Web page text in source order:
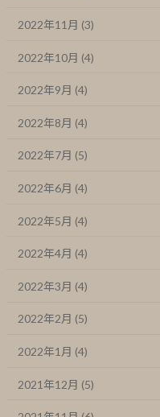
2022年11月 (3)
2022年10月 (4)
2022年9月 (4)
2022年8月 (4)
2022年7月 (5)
2022年6月 (4)
2022年5月 (4)
2022年4月 (4)
2022年3月 (4)
2022年2月 (5)
2022年1月 (4)
2021年12月 (5)